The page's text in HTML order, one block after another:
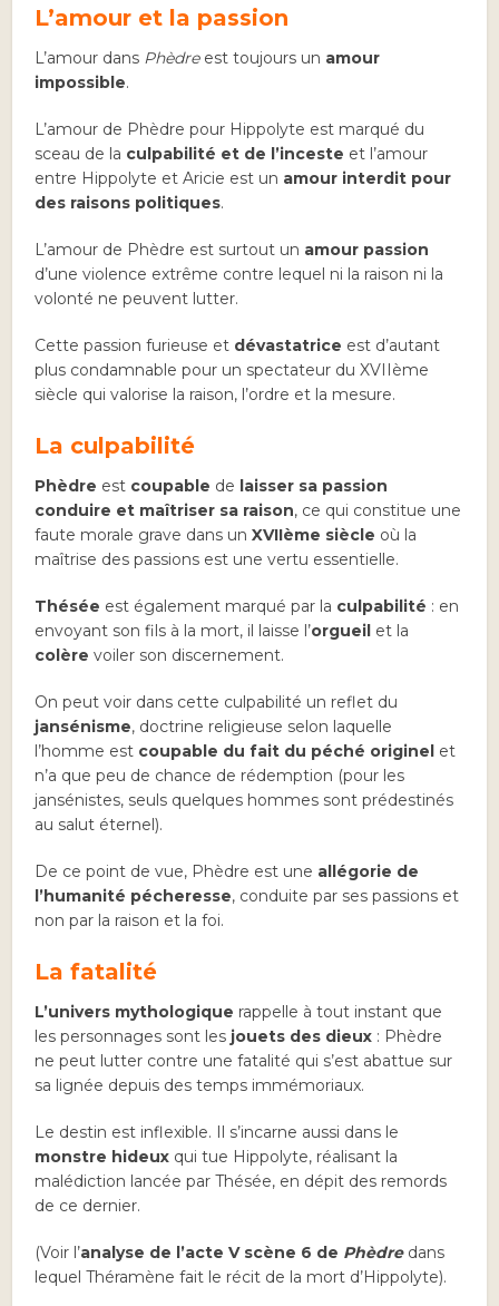
L’amour et la passion
L’amour dans Phèdreest toujours un amour
impossible.
L’amour de Phèdre pour Hippolyte est marqué du
sceau de la culpabilité et de l’inceste et l’amour
entre Hippolyte et Aricie est un amour interdit pour
des raisons politiques.
L’amour de Phèdre est surtout un amour passion
d’une violence extrême contre lequel ni la raison ni la
volonté ne peuvent lutter.
Cette passion furieuse et dévastatrice est d’autant
plus condamnable pour un spectateur du XVIIème
siècle qui valorise la raison, l’ordre et la mesure.
La culpabilité
Phèdre est coupable de laisser sa passion
conduire et maîtriser sa raison, ce qui constitue une
faute morale grave dans unXVIIème siècle où la
maîtrise des passions est une vertu essentielle.
Thésée est également marqué par la culpabilité : en
envoyant son fils à la mort, il laisse l’orgueil et la
colère voiler son discernement.
On peut voir dans cette culpabilité un reflet du
jansénisme, doctrine religieuse selon laquelle
l’homme est coupable du fait du péché originel et
n’a que peu de chance de rédemption (pour les
jansénistes, seuls quelques hommes sont prédestinés
au salut éternel).
De ce point de vue, Phèdre est une allégorie de
l’humanité pécheresse, conduite par ses passions et
non par la raison et la foi.
La fatalité
L’univers mythologique rappelle à tout instant que
les personnages sont les jouets des dieux : Phèdre
ne peut lutter contre une fatalité qui s’est abattue sur
sa lignée depuis des temps immémoriaux.
Le destin est inflexible. Il s’incarne aussi dans le
monstre hideux qui tue Hippolyte, réalisant la
malédiction lancée par Thésée, en dépit des remords
de ce dernier.
(Voir l’analyse de l’acte V scène 6 de Phèdredans
lequel Théramène fait le récit de la mort d’Hippolyte).